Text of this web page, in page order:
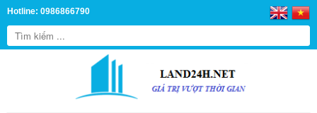
Hotline: 0986866790